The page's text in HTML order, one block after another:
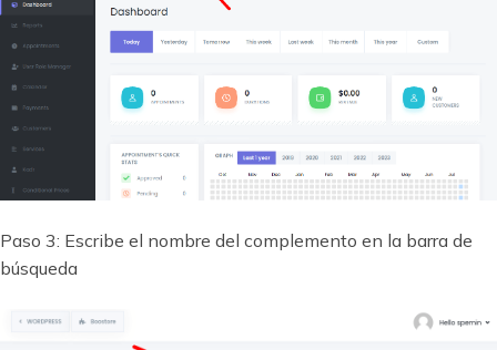
Paso 3: Escribe el nombre del complemento en la barra de
búsqueda